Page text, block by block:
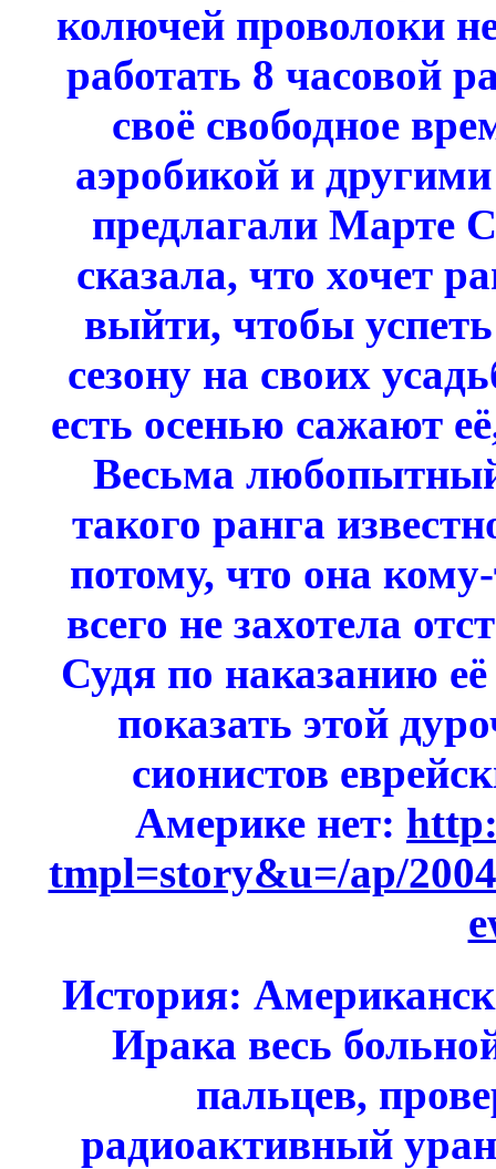
колючей проволоки
работать 8 часовой
своё свободное
аэробикой и
предлагали Марте
сказала, что хочет
выйти, чтобы
сезону на своих
есть осенью сажают
Весьма
такого ранга
потому, что она
всего не захотела
Судя по наказанию
показать этой
сионистов
Америке нет:
tmpl=story&u=/ap/
История:
Ирака весь
пальцев,
радиоактивный